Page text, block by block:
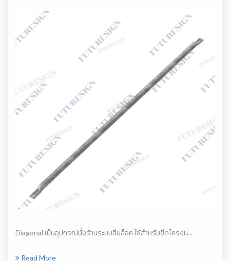
Diagonal เป็นอุปกรณ์นั่งร้านระบบลิ่มล็อค ใช้สำหรับยึดโครงน...
Read More